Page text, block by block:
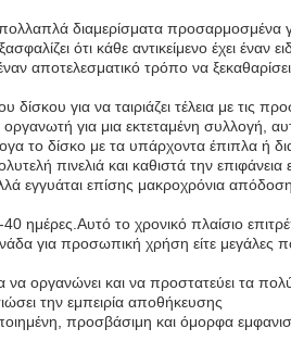
διαμερίσματα προσαρμοσμένα
ότι κάθε αντικείμενο έχει έναν
αποτελεσματικό τρόπο να
για να ταιριάζει τέλεια με τις
οργανωτή για μια εκτεταμένη συλλογή,
το δίσκο με τα υπάρχοντα έπιπλα ή
πινελιά και καθιστά την επιφάνεια
εγγυάται επίσης μακροχρόνια
ημέρες.Αυτό το χρονικό πλαίσιο
για προσωπική χρήση είτε μεγάλες
οργανώνει και να προστατεύει τα
την εμπειρία αποθήκευσης
προσβάσιμη και όμορφα